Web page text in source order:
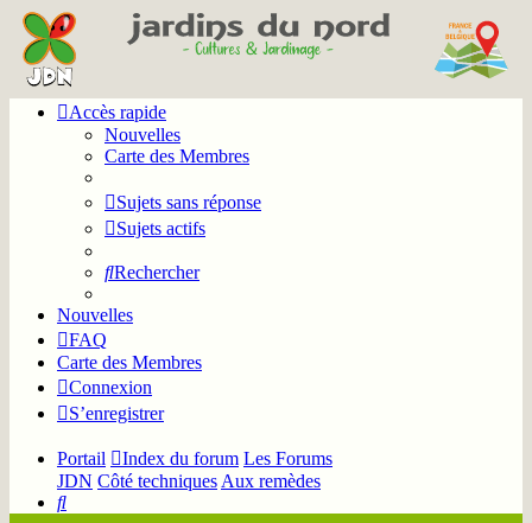
Accès rapide
Nouvelles
Carte des Membres
Sujets sans réponse
Sujets actifs
Rechercher
Nouvelles
FAQ
Carte des Membres
Connexion
S’enregistrer
Portail Index du forum Les Forums
JDN Côté techniques Aux remèdes
Rechercher